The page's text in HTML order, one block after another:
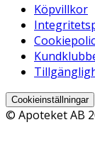
Köpvillkor
Cookieinställningar
© Apoteket AB